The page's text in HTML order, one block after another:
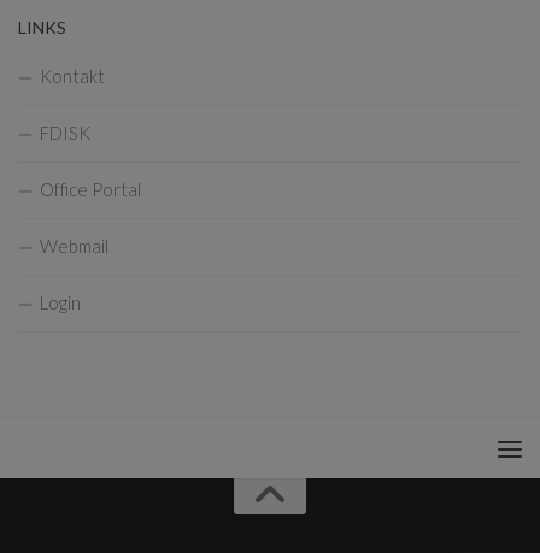
LINKS
Kontakt
FDISK
Office Portal
Webmail
Login